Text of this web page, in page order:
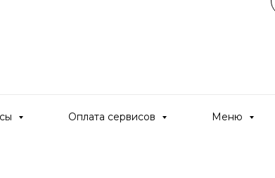
Оплата сервисов Меню